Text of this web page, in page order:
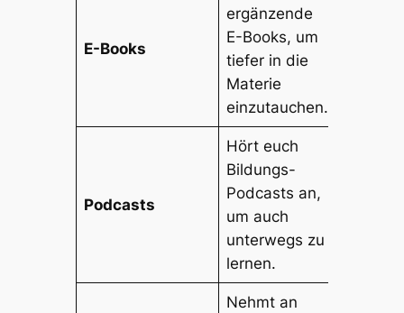
E-Books
ergänzende
E-Books, um
tiefer in die
Materie
einzutauchen.
Podcasts
Hört euch
Bildungs-
Podcasts an,
um auch
unterwegs zu
lernen.
Nehmt an